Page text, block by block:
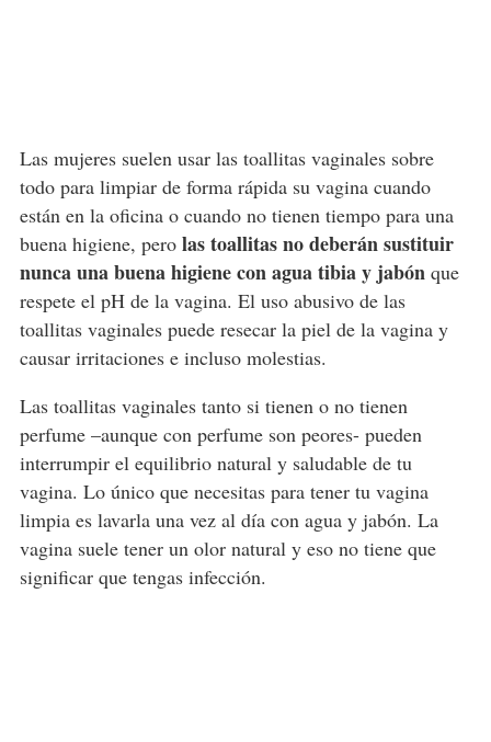
Las mujeres suelen usar las toallitas vaginales sobre
todo para limpiar de forma rápida su vagina cuando
están en la oficina o cuando no tienen tiempo para una
buena higiene, pero las toallitas no deberán sustituir
nunca una buena higiene con agua tibia y jabón que
respete el pH de la vagina. El uso abusivo de las
toallitas vaginales puede resecar la piel de la vagina y
causar irritaciones e incluso molestias.
Las toallitas vaginales tanto si tienen o no tienen
perfume –aunque con perfume son peores- pueden
interrumpir el equilibrio natural y saludable de tu
vagina. Lo único que necesitas para tener tu vagina
limpia es lavarla una vez al día con agua y jabón. La
vagina suele tener un olor natural y eso no tiene que
significar que tengas infección.